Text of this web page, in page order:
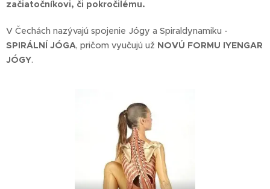
začiatočníkovi, či pokročilému.
V Čechách nazývajú spojenie Jógy a Spiraldynamiku -
SPIRÁLNÍ JÓGA, pričom vyučujú už NOVÚ FORMU IYENGAR
JÓGY.